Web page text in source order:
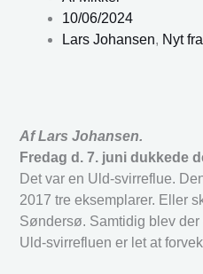
10/06/2024
Lars Johansen, Nyt
Af Lars Johansen.
Fredag d. 7. juni dukkede
Det var en Uld-svirreflue.
2017 tre eksemplarer. Eller
Søndersø. Samtidig blev
Uld-svirrefluen er let at